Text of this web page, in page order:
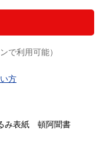
で利用可能）
方
み表紙 頓阿聞書